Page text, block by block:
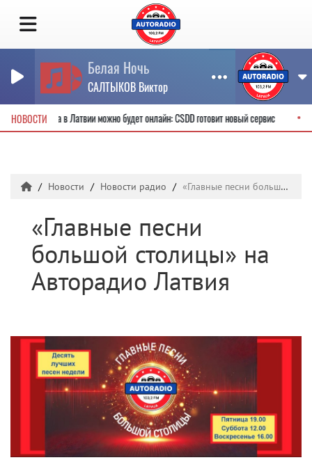
Белая Ночь
САЛТЫКОВ Виктор
НОВОСТИправа в Латвии можно будет онлайн: CSDD готовит новый сервис
Новости Новости радио «Главные песни большой столицы» на Авторадио Латвия
«Главные песни
большой столицы» на
Авторадио Латвия